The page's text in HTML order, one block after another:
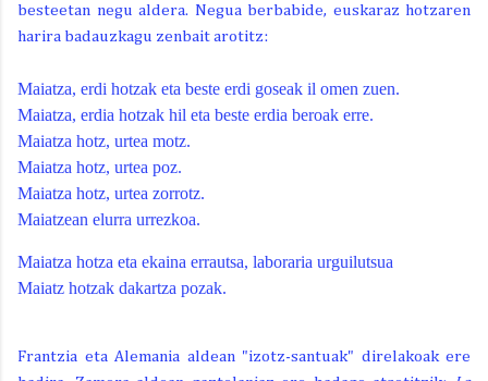
besteetan negu aldera. Negua berbabide, euskaraz hotzaren
harira badauzkagu zenbait arotitz:
Maiatza, erdi hotzak eta beste erdi goseak il omen zuen.
Maiatza, erdia hotzak hil eta beste erdia beroak erre.
Maiatza hotz, urtea motz.
Maiatza hotz, urtea poz.
Maiatza hotz, urtea zorrotz.
Maiatzean elurra urrezkoa.
Maiatza hotza eta ekaina errautsa, laboraria urguilutsua
Maiatz hotzak dakartza pozak.
Frantzia eta Alemania aldean "izotz-santuak" direlakoak ere